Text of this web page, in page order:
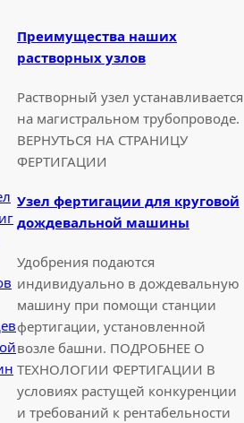
Преимущества наших
растворных узлов
Растворный узел устанавливается
на магистральном трубопроводе.
ВЕРНУТЬСЯ НА СТРАНИЦУ
ФЕРТИГАЦИИ
Узел фертигации для круговой
дождевальной машины
Удобрения подаются
индивидуально в дождевальную
машину при помощи станции
фертигации, установленной
возле башни. ПОДРОБНЕЕ О
ТЕХНОЛОГИИ ФЕРТИГАЦИИ В
условиях растущей конкуренции
и требований к рентабельности